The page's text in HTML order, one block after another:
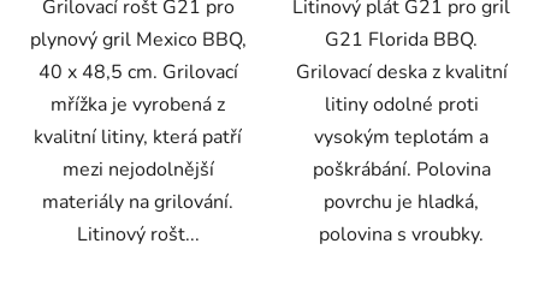
Grilovací rošt G21 pro
plynový gril Mexico BBQ,
40 x 48,5 cm. Grilovací
mřížka je vyrobená z
kvalitní litiny, která patří
mezi nejodolnější
materiály na grilování.
Litinový rošt...
Litinový plát G21 pro gril
G21 Florida BBQ.
Grilovací deska z kvalitní
litiny odolné proti
vysokým teplotám a
poškrábání. Polovina
povrchu je hladká,
polovina s vroubky.